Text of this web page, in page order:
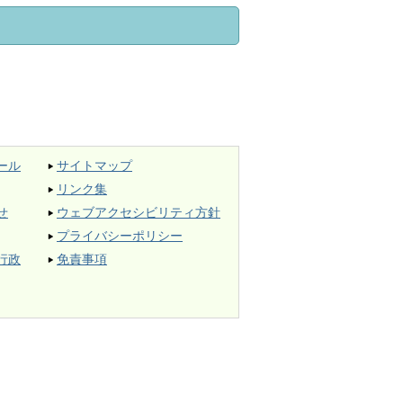
ル
政
サイトマップ
リンク集
ウェブアクセシビリティ方針
プライバシーポリシー
免責事項